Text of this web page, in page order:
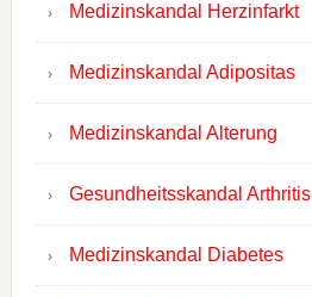
Medizinskandal Herzinfarkt
Medizinskandal Adipositas
Medizinskandal Alterung
Gesundheitsskandal Arthritis
Medizinskandal Diabetes